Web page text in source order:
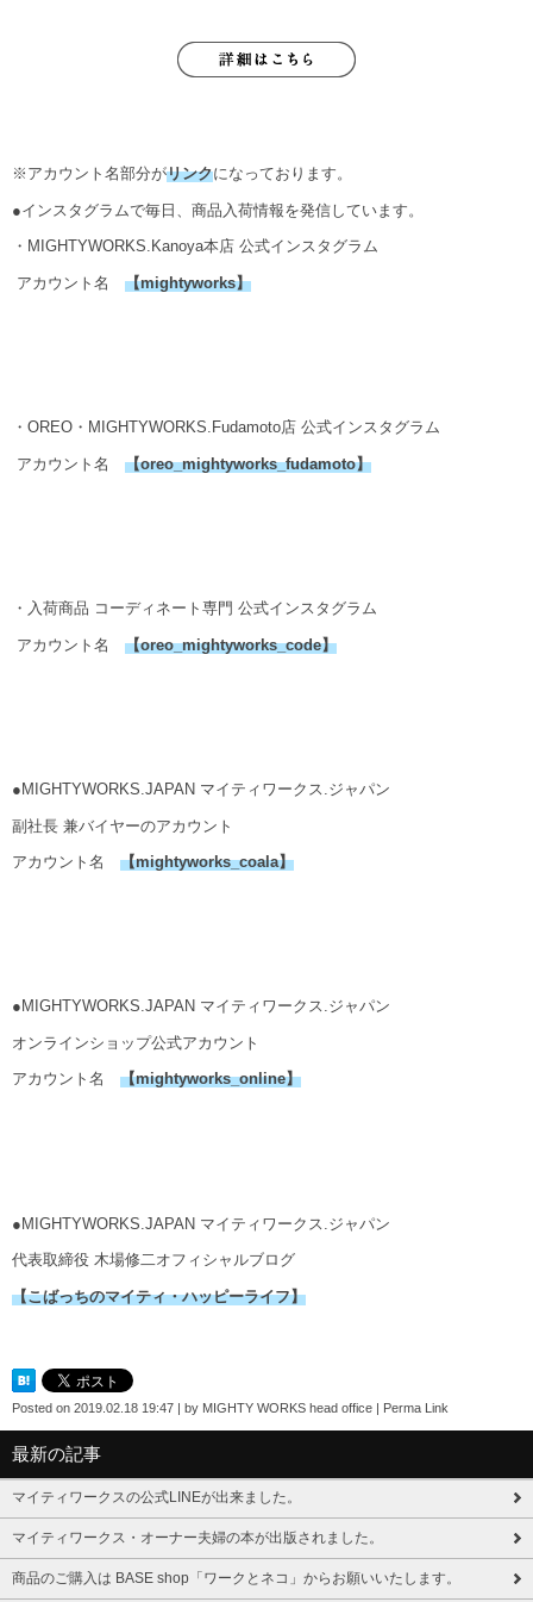
※アカウント名部分がリンクになっております。
●インスタグラムで毎日、商品入荷情報を発信しています。
・MIGHTYWORKS.Kanoya本店 公式インスタグラム
アカウント名 【mightyworks】
・OREO・MIGHTYWORKS.Fudamoto店 公式インスタグラム
アカウント名 【oreo_mightyworks_fudamoto】
・入荷商品 コーディネート専門 公式インスタグラム
アカウント名 【oreo_mightyworks_code】
●MIGHTYWORKS.JAPAN マイティワークス.ジャパン
副社長 兼バイヤーのアカウント
アカウント名 【mightyworks_coala】
●MIGHTYWORKS.JAPAN マイティワークス.ジャパン
オンラインショップ公式アカウント
アカウント名 【mightyworks_online】
●MIGHTYWORKS.JAPAN マイティワークス.ジャパン
代表取締役 木場修二オフィシャルブログ
【こばっちのマイティ・ハッピーライフ】
Posted on 2019.02.18 19:47 | by MIGHTY WORKS head office | Perma Link
最新の記事
マイティワークスの公式LINEが出来ました。
マイティワークス・オーナー夫婦の本が出版されました。
商品のご購入は BASE shop「ワークとネコ」からお願いいたします。